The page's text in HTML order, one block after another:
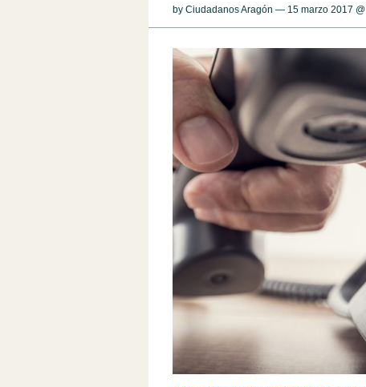
by Ciudadanos Aragón — 15 marzo 2017 @